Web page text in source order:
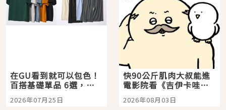
在GU看到就可以包色！
百搭基礎單品 6選，閉
眼全收也不心疼
2026年07月25日
快90公斤肌肉大叔能進
電影院看《吉伊卡哇》
嗎？日本重金屬樂團
「打首」會長與nagano
2026年08月03日